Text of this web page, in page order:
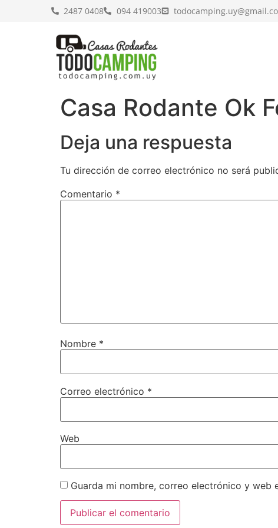
2487 0408 094 419003
Casa Rodante Ok
Deja una respuesta
Tu dirección de correo electrónico no será
Comentario *
Nombre *
Correo electrónico *
Web
Guarda mi nombre, correo electrónico y web